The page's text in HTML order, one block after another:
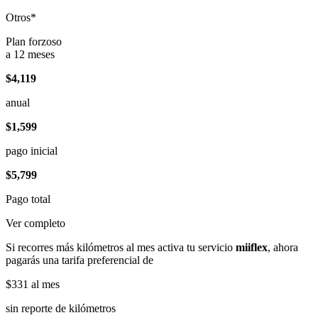
Otros*
Plan forzoso
a 12 meses
$4,119
anual
$1,599
pago inicial
$5,799
Pago total
Ver completo
Si recorres más kilómetros al mes activa tu servicio miiflex, ahora
pagarás una tarifa preferencial de
$331 al mes
sin reporte de kilómetros